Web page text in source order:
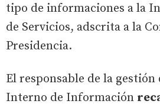
tipo de informaciones a la
de Servicios, adscrita a la
Presidencia.
El responsable de la gestión
Interno de Información